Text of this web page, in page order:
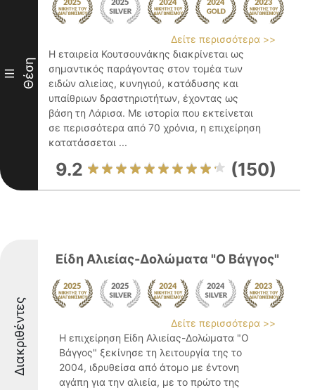
III Θέση
Δείτε περισσότερα >>
Η εταιρεία Κουτσουνάκης διακρίνεται ως
σημαντικός παράγοντας στον τομέα των
ειδών αλιείας, κυνηγιού, κατάδυσης και
υπαίθριων δραστηριοτήτων, έχοντας ως
βάση τη Λάρισα. Με ιστορία που εκτείνεται
σε περισσότερα από 70 χρόνια, η επιχείρηση
κατατάσσεται ...
9.2 (150)
Διακριθέντες
Είδη Αλιείας-Δολώματα "Ο Βάγγος"
Δείτε περισσότερα >>
Η επιχείρηση Είδη Αλιείας-Δολώματα "Ο
Βάγγος" ξεκίνησε τη λειτουργία της το
2004, ιδρυθείσα από άτομο με έντονη
αγάπη για την αλιεία, με το πρώτο της